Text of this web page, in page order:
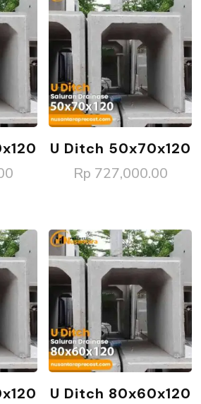
U Ditch 50x70x120
Rp 727,000.00
U Ditch 80x60x120